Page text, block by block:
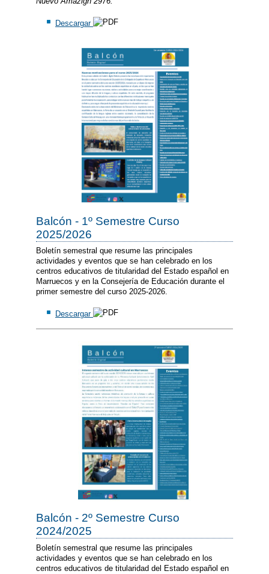
Descargar
Balcón - 1º Semestre Curso
2025/2026
Boletín semestral que resume las principales
actividades y eventos que se han celebrado en los
centros educativos de titularidad del Estado español en
Marruecos y en la Consejería de Educación durante el
primer semestre del curso 2025-2026.
Descargar
Balcón - 2º Semestre Curso
2024/2025
Boletín semestral que resume las principales
actividades y eventos que se han celebrado en los
centros educativos de titularidad del Estado español en